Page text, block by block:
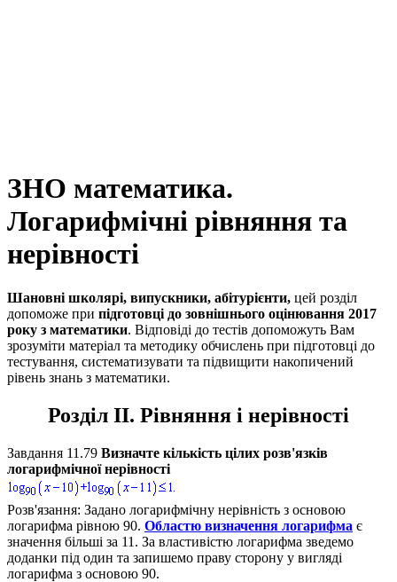
ЗНО математика.
Логарифмічні рівняння та
нерівності
Шановні школярі, випускники, абітурієнти, цей розділ
допоможе при підготовці до зовнішнього оцінювання 2017
року з математики. Відповіді до тестів допоможуть Вам
зрозуміти матеріал та методику обчислень при підготовці до
тестування, систематизувати та підвищити накопичений
рівень знань з математики.
Розділ II. Рівняння і нерівності
Завдання 11.79 Визначте кількість цілих розв'язків
логарифмічної нерівності
Розв'язання: Задано логарифмічну нерівність з основою
логарифма рівною 90. Областю визначення логарифма є
значення більші за 11 . За властивістю логарифма зведемо
доданки під один та запишемо праву сторону у вигляді
логарифма з основою 90.